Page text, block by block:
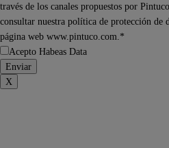
través de los canales propuestos por
consultar nuestra política de protección de
página web www.pintuco.com.*
Acepto Habeas Data
X